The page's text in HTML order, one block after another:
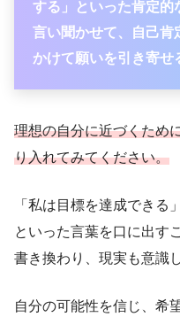
する」といった肯定的
言い聞かせて、自己肯
かけて願いを引き寄せ
理想の自分に近づくため
り入れてみてください。
「私は目標を達成できる
といった言葉を口に出す
書き換わり、現実も意識
自分の可能性を信じ、希